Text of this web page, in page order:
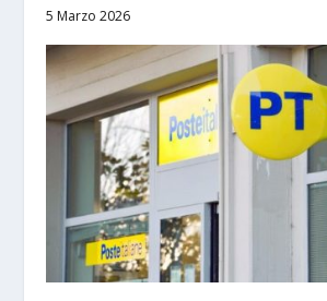
5 Marzo 2026